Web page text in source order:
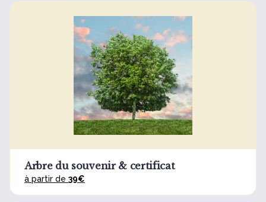
Arbre du souvenir & certificat
à partir de 39€